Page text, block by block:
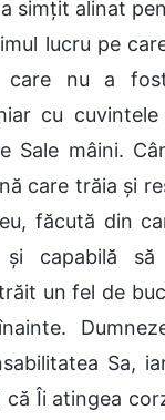
simțit alinat
lucru pe
care nu a
cu
Sale mâini.
care trăia și
făcută din
capabilă să
un fel de
Sa,
că Îi atingea